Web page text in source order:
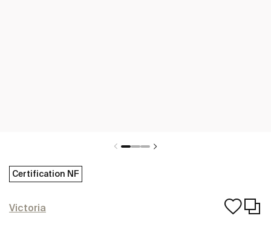
Certification NF
Victoria